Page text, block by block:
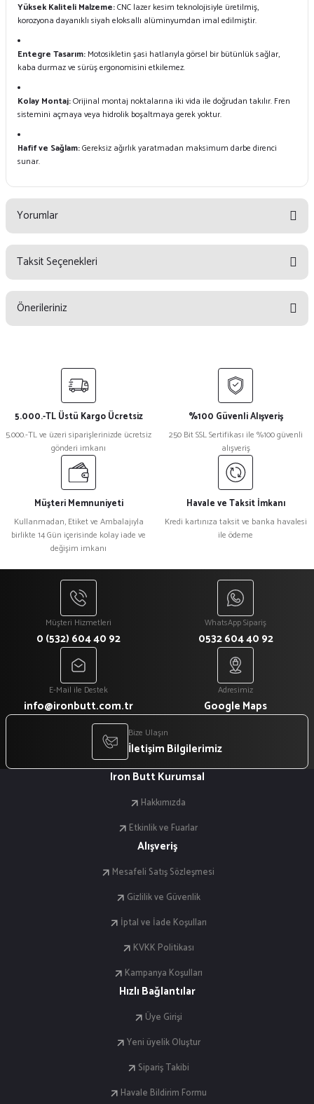
Yüksek Kaliteli Malzeme:CNC lazer kesim teknolojisiyle üretilmiş,
korozyona dayanıklı siyah eloksallı alüminyumdan imal edilmiştir.
Entegre Tasarım: Motosikletin şasi hatlarıyla görsel bir bütünlük sağlar,
kaba durmaz ve sürüş ergonomisini etkilemez.
Kolay Montaj:Orijinal montaj noktalarına iki vida ile doğrudan takılır. Fren
sistemini açmaya veya hidrolik boşaltmaya gerek yoktur.
Hafif ve Sağlam:Gereksiz ağırlık yaratmadan maksimum darbe direnci
sunar.
Yorumlar
Yorum Yaz
Taksit Seçenekleri
Önerileriniz
yetersiz gördüğünüz noktaları öneri formunu kullanarak tarafımıza
Görüş ve önerileriniz için teşekkür ederiz.
Ürün resmi kalitesiz, bozuk veya görüntülenemiyor.
Ürün açıklamasında eksik bilgiler bulunuyor.
Ürün bilgilerinde hatalar bulunuyor.
Ürün fiyatı diğer sitelerden daha pahalı.
Bu ürüne benzer farklı alternatifler olmalı.
5.000.-TL Üstü Kargo Ücretsiz
5.000.-TL ve üzeri siparişlerinizde ücretsiz
gönderi imkanı
%100 Güvenli Alışveriş
250 Bit SSL Sertifikası ile %100 güvenli
alışveriş
Müşteri Memnuniyeti
Kullanmadan, Etiket ve Ambalajıyla
birlikte 14 Gün içerisinde kolay iade ve
değişim imkanı
Havale ve Taksit İmkanı
Kredi kartınıza taksit ve banka havalesi
ile ödeme
Müşteri Hizmetleri
0 (532) 604 40 92
WhatsApp Sipariş
0532 604 40 92
E-Mail ile Destek
info@ironbutt.com.tr
Adresimiz
Google Maps
Bize Ulaşın
İletişim Bilgilerimiz
Iron Butt Kurumsal
Hakkımızda
Etkinlik ve Fuarlar
Alışveriş
Mesafeli Satış Sözleşmesi
Gizlilik ve Güvenlik
İptal ve İade Koşulları
KVKK Politikası
Kampanya Koşulları
Hızlı Bağlantılar
Üye Girişi
Yeni üyelik Oluştur
Sipariş Takibi
Havale Bildirim Formu